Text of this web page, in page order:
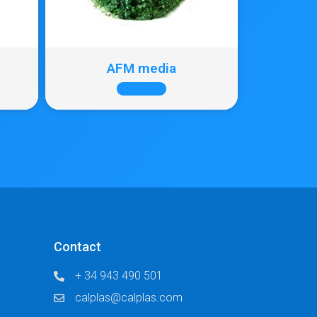
AFM media
Contact
+ 34 943 490 501
calplas@calplas.com